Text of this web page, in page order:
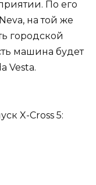
По его
на той же
городской
машина будет
Vesta.